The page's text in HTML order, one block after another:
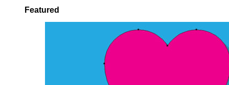
Featured